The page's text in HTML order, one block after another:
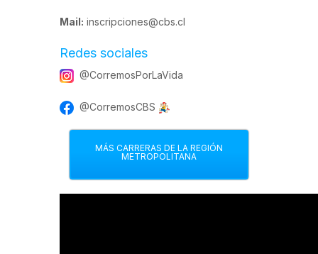
Mail: inscripciones@cbs.cl
Redes sociales
@CorremosPorLaVida
@CorremosCBS
MÁS CARRERAS DE LA REGIÓN
METROPOLITANA